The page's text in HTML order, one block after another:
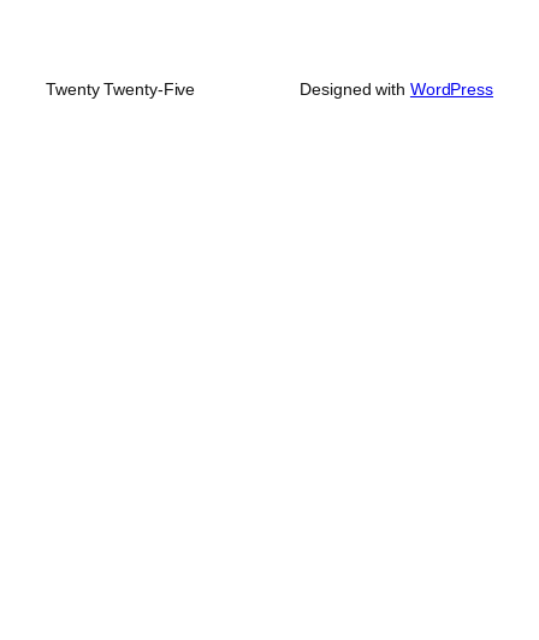
Twenty Twenty-Five Designed with WordPress